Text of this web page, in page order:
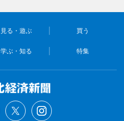
見る・遊ぶ 買う
学ぶ・知る 特集